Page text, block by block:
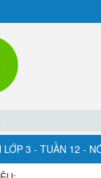
3 - TUẦN 12 -